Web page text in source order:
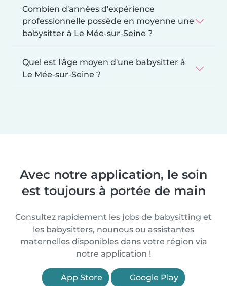
Combien d'années d'expérience
professionnelle possède en moyenne une
babysitter à Le Mée-sur-Seine ?
Quel est l'âge moyen d'une babysitter à
Le Mée-sur-Seine ?
Avec notre application, le soin
est toujours à portée de main
Consultez rapidement les jobs de babysitting et
les babysitters, nounous ou assistantes
maternelles disponibles dans votre région via
notre application !
App Store Google Play